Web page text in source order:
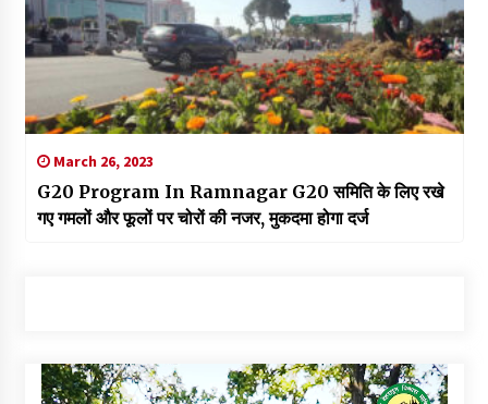
March 26, 2023
G20 Program In Ramnagar G20 समिति के लिए रखे
गए गमलों और फूलों पर चोरों की नजर, मुकदमा होगा दर्ज